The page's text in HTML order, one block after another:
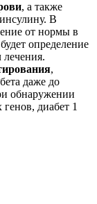
, а также
В
от нормы в
определение
лечения.
,
даже до
обнаружении
диабет 1